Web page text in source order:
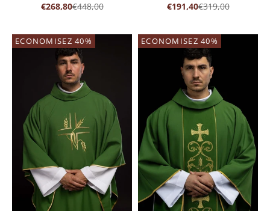
PRIX DE VENTE
€268,80PRIX NORMAL
€448,00
PRIX DE VENTE
€191,40PRIX NORMAL
€319,00
ECONOMISEZ 40% ECONOMISEZ 40%